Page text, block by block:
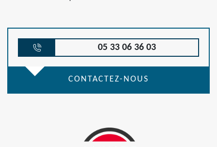
05 33 06 36 03
CONTACTEZ-NOUS